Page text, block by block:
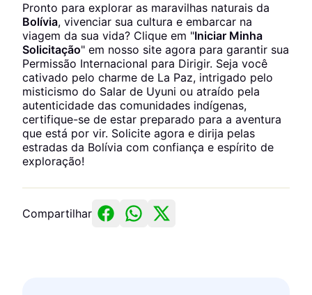
Pronto para explorar as maravilhas naturais da
Bolívia, vivenciar sua cultura e embarcar na
viagem da sua vida? Clique em "Iniciar Minha
Solicitação" em nosso site agora para garantir sua
Permissão Internacional para Dirigir. Seja você
cativado pelo charme de La Paz, intrigado pelo
misticismo do Salar de Uyuni ou atraído pela
autenticidade das comunidades indígenas,
certifique-se de estar preparado para a aventura
que está por vir. Solicite agora e dirija pelas
estradas da Bolívia com confiança e espírito de
exploração!
Compartilhar